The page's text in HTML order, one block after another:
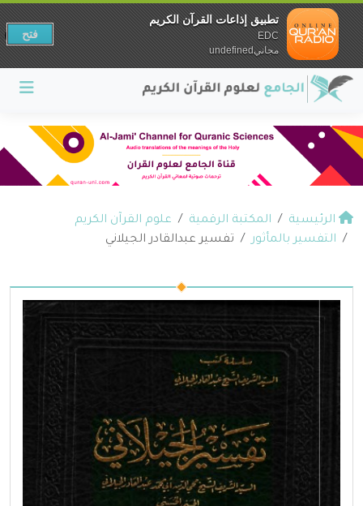
الرئيسية المكتبة الرقمية
علوم القرآن الكريم
التفسير بالمأثور
تفسير عبدالقادر الجيلاني
تطبيق إذاعات القرآن الكريم
EDC
مجانيundefined
فتح